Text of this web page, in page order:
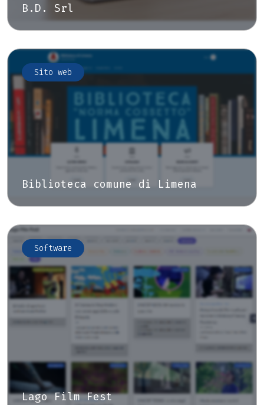
B.D. Srl
Sito web
Biblioteca comune di Limena
Software
Lago Film Fest